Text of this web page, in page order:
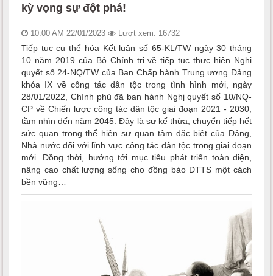
kỳ vọng sự đột phá!
10:00 AM 22/01/2023 Lượt xem: 16732
Tiếp tục cụ thể hóa Kết luận số 65-KL/TW ngày 30 tháng
10 năm 2019 của Bộ Chính trị về tiếp tục thực hiện Nghị
quyết số 24-NQ/TW của Ban Chấp hành Trung ương Đảng
khóa IX về công tác dân tộc trong tình hình mới, ngày
28/01/2022, Chính phủ đã ban hành Nghị quyết số 10/NQ-
CP về Chiến lược công tác dân tộc giai đoạn 2021 - 2030,
tầm nhìn đến năm 2045. Đây là sự kế thừa, chuyển tiếp hết
sức quan trọng thể hiện sự quan tâm đặc biệt của Đảng,
Nhà nước đối với lĩnh vực công tác dân tộc trong giai đoạn
mới. Đồng thời, hướng tới mục tiêu phát triển toàn diện,
nâng cao chất lượng sống cho đồng bào DTTS một cách
bền vững…